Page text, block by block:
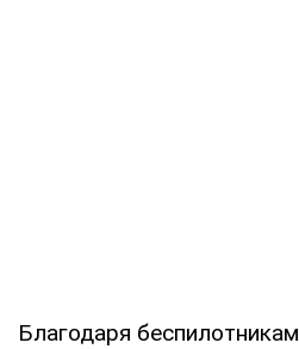
Благодаря